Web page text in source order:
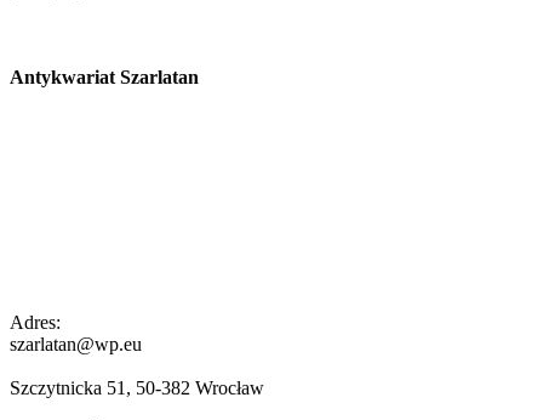
Antykwariat Szarlatan
Adres:
szarlatan@wp.eu
Szczytnicka 51, 50-382 Wrocław